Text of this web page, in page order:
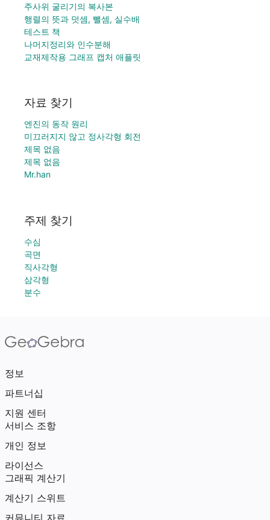
주사위 굴리기의 복사본
행렬의 뜻과 덧셈, 뺄셈, 실수배
테스트 책
나머지정리와 인수분해
교재제작용 그래프 캡처 애플릿
자료 찾기
엔진의 동작 원리
미끄러지지 않고 정사각형 회전
제목 없음
제목 없음
Mr.han
주제 찾기
수심
곡면
직사각형
삼각형
분수
정보
파트너십
지원 센터
서비스 조항
개인 정보
라이선스
그래픽 계산기
계산기 스위트
커뮤니티 자료